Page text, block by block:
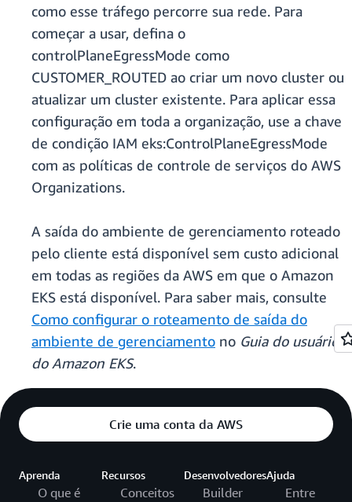
como esse tráfego percorre sua rede. Para
começar a usar, defina o
controlPlaneEgressMode como
CUSTOMER_ROUTED ao criar um novo cluster ou
atualizar um cluster existente. Para aplicar essa
configuração em toda a organização, use a chave
de condição IAM eks:ControlPlaneEgressMode
com as políticas de controle de serviços do AWS
Organizations.
A saída do ambiente de gerenciamento roteado
pelo cliente está disponível sem custo adicional
em todas as regiões da AWS em que o Amazon
EKS está disponível. Para saber mais, consulte
Como configurar o roteamento de saída do
ambiente de gerenciamento no Guia do usuário
do Amazon EKS.
Crie uma conta da AWS
Aprenda
O que é
Recursos
Conceitos
Desenvolvedores
Builder
Ajuda
Entre